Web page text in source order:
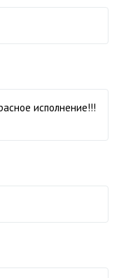
исполнение!!!